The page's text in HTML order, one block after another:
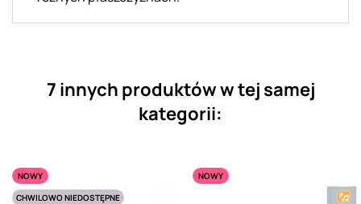
7 innych produktów w tej samej
kategorii:
NOWY
CHWILOWO NIEDOSTĘPNE
NOWY